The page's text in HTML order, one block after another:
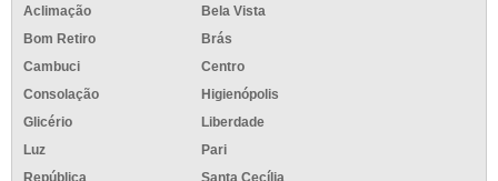
Aclimação
Bela Vista
Bom Retiro
Brás
Cambuci
Centro
Consolação
Higienópolis
Glicério
Liberdade
Luz
Pari
República
Santa Cecília